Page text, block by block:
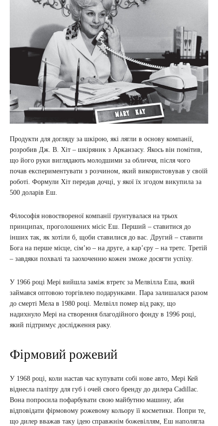
Продукти для догляду за шкірою, які лягли в основу компанії,
розробив Дж. В. Хіт – шкіряник з Арканзасу. Якось він помітив,
що його руки виглядають молодшими за обличчя, після чого
почав експериментувати з розчином, який використовував у своїй
роботі. Формули Хіт передав дочці, у якої їх згодом викупила за
500 доларів Еш.
Філософія новоствореної компанії ґрунтувалася на трьох
принципах, проголошених місіс Еш. Перший – ставитися до
інших так, як хотіли б, щоби ставилися до вас. Другий – ставити
Бога на перше місце, сім’ю – на друге, а кар’єру – на третє. Третій
– завдяки похвалі та заохоченню кожен зможе досягти успіху.
У 1966 році Мері вийшла заміж втретє за Мелвілла Еша, який
займався оптовою торгівлею подарунками. Пара залишалася разом
до смерті Мела в 1980 році. Мелвілл помер від раку, що
надихнуло Мері на створення благодійного фонду в 1996 році,
який підтримує дослідження раку.
Фірмовий рожевий
У 1968 році, коли настав час купувати собі нове авто, Мері Кей
віднесла палітру для губ і очей свого бренду до дилера Cadillac.
Вона попросила пофарбувати свою майбутню машину, аби
відповідати фірмовому рожевому кольору її косметики. Попри те,
що дилер вважав таку ідею справжнім божевіллям, Еш наполягла